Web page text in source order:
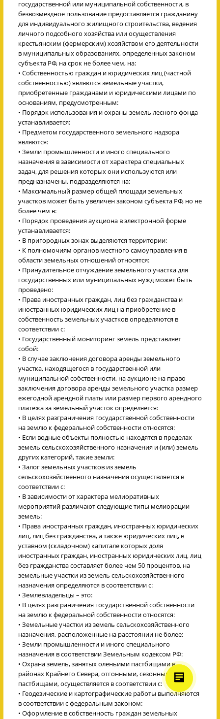
государственной или муниципальной собственности, в
безвозмездное пользование предоставляется гражданину
для индивидуального жилищного строительства, ведения
личного подсобного хозяйства или осуществления
крестьянским (фермерским) хозяйством его деятельности
в муниципальных образованиях, определенных законом
субъекта РФ, на срок не более чем, на:
• Собственностью граждан и юридических лиц (частной
собственностью) являются земельные участки,
приобретенные гражданами и юридическими лицами по
основаниям, предусмотренным:
• Порядок использования и охраны земель лесного фонда
устанавливается:
• Предметом государственного земельного надзора
являются:
• Земли промышленности и иного специального
назначения в зависимости от характера специальных
задач, для решения которых они используются или
предназначены, подразделяются на:
• Максимальный размер общей площади земельных
участков может быть увеличен законом субъекта РФ, но не
более чем в:
• Порядок проведения аукциона в электронной форме
устанавливается:
• В пригородных зонах выделяются территории:
• К полномочиям органов местного самоуправления в
области земельных отношений относятся:
• Принудительное отчуждение земельного участка для
государственных или муниципальных нужд может быть
проведено:
• Права иностранных граждан, лиц без гражданства и
иностранных юридических лиц на приобретение в
собственность земельных участков определяются в
соответствии с:
• Государственный мониторинг земель представляет
собой:
• В случае заключения договора аренды земельного
участка, находящегося в государственной или
муниципальной собственности, на аукционе на право
заключения договора аренды земельного участка размер
ежегодной арендной платы или размер первого арендного
платежа за земельный участок определяется:
• В целях разграничения государственной собственности
на землю к федеральной собственности относятся:
• Если водные объекты полностью находятся в пределах
земель сельскохозяйственного назначения и (или) земель
других категорий, такие земли:
• Залог земельных участков из земель
сельскохозяйственного назначения осуществляется в
соответствии с:
• В зависимости от характера мелиоративных
мероприятий различают следующие типы мелиорации
земель:
• Права иностранных граждан, иностранных юридических
лиц, лиц без гражданства, а также юридических лиц, в
уставном (складочном) капитале которых доля
иностранных граждан, иностранных юридических лиц, лиц
без гражданства составляет более чем 50 процентов, на
земельные участки из земель сельскохозяйственного
назначения определяются в соответствии с:
• Землевладельцы – это:
• В целях разграничения государственной собственности
на землю к федеральной собственности относятся:
• Земельные участки из земель сельскохозяйственного
назначения, расположенные на расстоянии не более:
• Земли промышленности и иного специального
назначения в соответствии Земельным кодексом РФ:
• Охрана земель, занятых оленьими пастбищами в
районах Крайнего Севера, отгонными, сезонными
пастбищами, осуществляется в соответствии с:
• Геодезические и картографические работы выполняются
в соответствии с федеральным законом:
• Оформление в собственность граждан земельных